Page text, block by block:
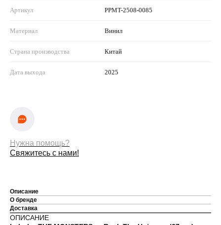
Артикул PPMT-2508-0085
Материал Винил
Страна производства Китай
Дата выхода 2025
Нужна помощь?
Свяжитесь с нами!
Описание
О бренде
Доставка
ОПИСАНИЕ